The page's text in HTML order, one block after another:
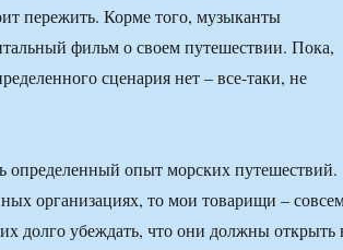
пережить. Корме того, музыканты
фильм о своем путешествии. Пока,
сценария нет – все-таки, не
определенный опыт морских путешествий.
организациях, то мои товарищи –
долго убеждать, что они должны открыть